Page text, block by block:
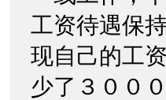
工资待遇保
现自己的工
少了３００